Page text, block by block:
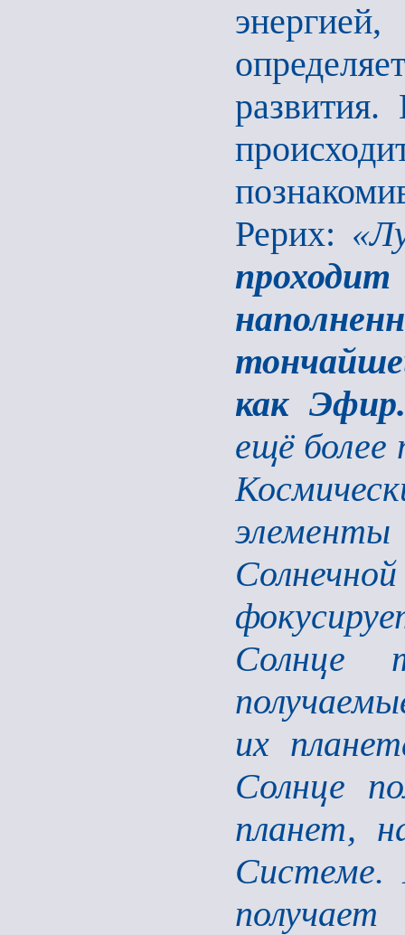
Рерих:
как Эфир.
ещё более
элементы
Солнце
их
Солнце
планет,
Системе.